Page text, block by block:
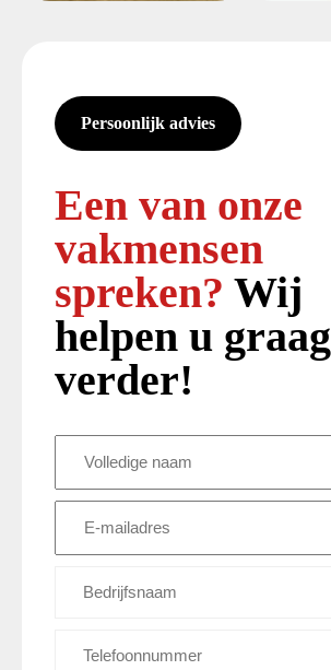
Persoonlijk advies
Een van onze
vakmensen
spreken? Wij
helpen u graag
verder!
naam
mailadres